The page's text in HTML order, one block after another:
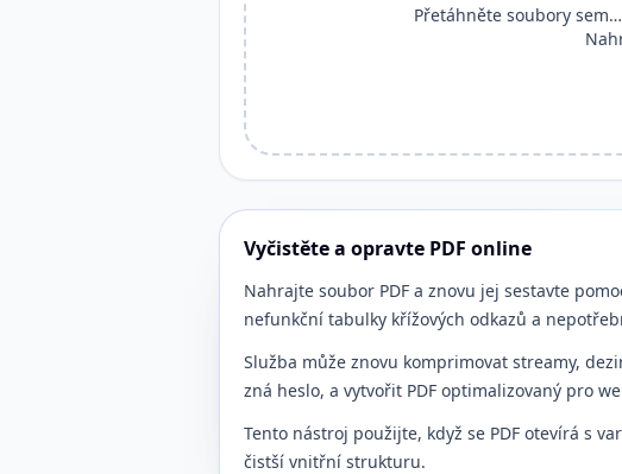
Přetáhněte soubory
Vyčistěte a opravte PDF online
Nahrajte soubor PDF a znovu jej sestavte
nefunkční tabulky křížových odkazů a
Služba může znovu komprimovat streamy,
zná heslo, a vytvořit PDF optimalizovaný pro
Tento nástroj použijte, když se PDF otevírá s
čistší vnitřní strukturu.